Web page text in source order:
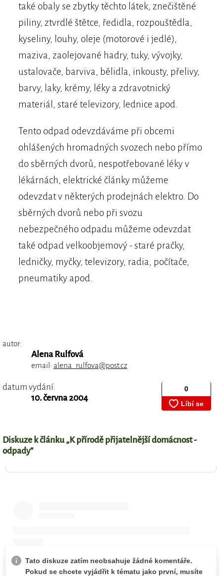
také obaly se zbytky těchto látek, znečištěné
piliny, ztvrdlé štětce, ředidla, rozpouštědla,
kyseliny, louhy, oleje (motorové i jedlé),
maziva, zaolejované hadry, tuky, vývojky,
ustalovače, barviva, bělidla, inkousty, přelivy,
barvy, laky, krémy, léky a zdravotnický
materiál, staré televizory, lednice apod.
Tento odpad odevzdáváme při obcemi
ohlášených hromadných svozech nebo přímo
do sběrných dvorů, nespotřebované léky v
lékárnách, elektrické články můžeme
odevzdat v některých prodejnách elektro. Do
sběrných dvorů nebo při svozu
nebezpečného odpadu můžeme odevzdat
také odpad velkoobjemový - staré pračky,
ledničky, myčky, televizory, radia, počítače,
pneumatiky apod.
autor:
Alena Rulfová
email: alena_rulfova@post.cz
datum vydání:
10. června 2004
Diskuze k článku „K přírodě přijatelnější domácnost -
odpady“